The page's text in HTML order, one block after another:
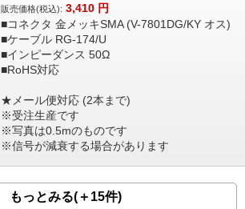
販売価格(税込): 3,410 円
■コネクタ 金メッキSMA (V-7801DG/KY オス)
■ケーブル RG-174/U
■インピーダンス 50Ω
■RoHS対応
★メール便対応 (2本まで)
※受注生産です
※写真は0.5mのものです
※信号が減衰する場合があります
もっとみる(＋15件)